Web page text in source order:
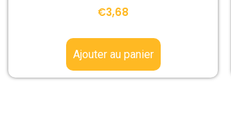
€3,68
Ajouter au panier